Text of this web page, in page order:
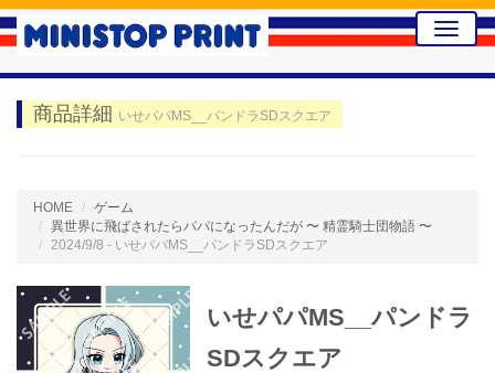
Toggle
商品詳細 いせパパMS__パンドラSDスクエア
HOME
ゲーム
異世界に飛ばされたらパパになったんだが 〜 精霊騎士団物語 〜
2024/9/8 - いせパパMS__パンドラSDスクエア
いせパパMS__パンドラ
SDスクエア